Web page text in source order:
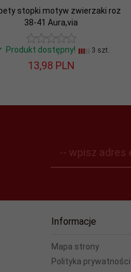
stopki motyw zwierzaki roz
38-41 Aura,via
Produkt dostępny! 3 szt.
13,98 PLN
-- wpisz adres
Informacje
Mapa strony
Polityka prywatności